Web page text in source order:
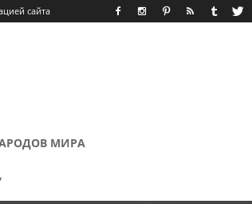
сайта
МИРА